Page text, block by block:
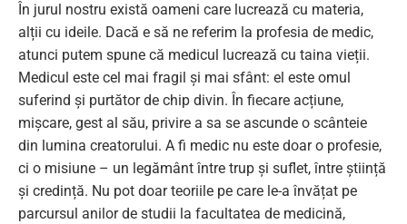
În jurul nostru există oameni care lucrează cu materia,
alții cu ideile. Dacă e să ne referim la profesia de medic,
atunci putem spune că medicul lucrează cu taina vieții.
Medicul este cel mai fragil și mai sfânt: el este omul
suferind și purtător de chip divin. În fiecare acțiune,
mișcare, gest al său, privire a sa se ascunde o scânteie
din lumina creatorului. A fi medic nu este doar o profesie,
ci o misiune – un legământ între trup și suflet, între știință
și credință. Nu pot doar teoriile pe care le-a învățat pe
parcursul anilor de studii la facultatea de medicină,